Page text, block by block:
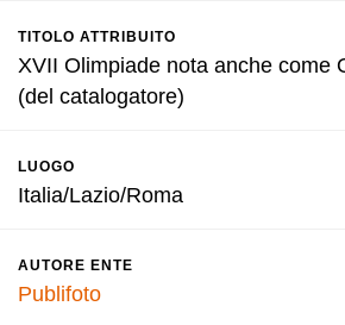
TITOLO ATTRIBUITO
XVII Olimpiade nota anche come
(del catalogatore)
LUOGO
Italia/Lazio/Roma
AUTORE ENTE
Publifoto